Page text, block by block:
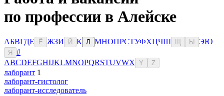
по профессии в Алейске
АБВГДЕ Ё ЖЗИ Й К Л МНОПРСТУФХЦЧШ Ы ЭЮ
Я
#
ABCDEFGHIJKLMNOPQRSTUVWX Y Z
лаборант 1
лаборант-гистолог
лаборант-исследователь